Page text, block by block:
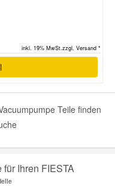
inkl. 19% MwSt.zzgl. Versand *
Teile finden
Ihren FIESTA